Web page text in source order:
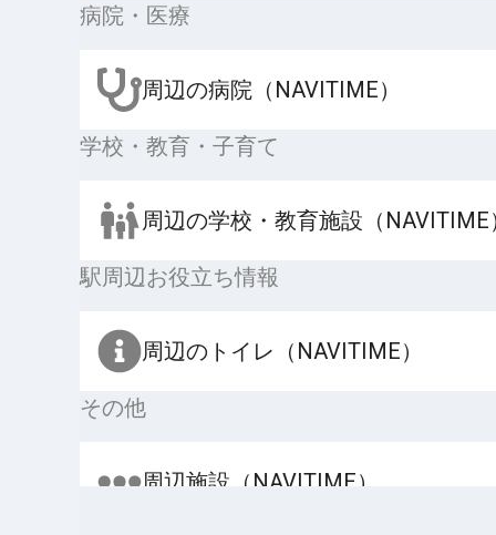
病院・医療
周辺の病院（NAVITIME）
学校・教育・子育て
周辺の学校・教育施設（NAVITIME
駅周辺お役立ち情報
周辺のトイレ（NAVITIME）
その他
周辺施設（NAVITIME）